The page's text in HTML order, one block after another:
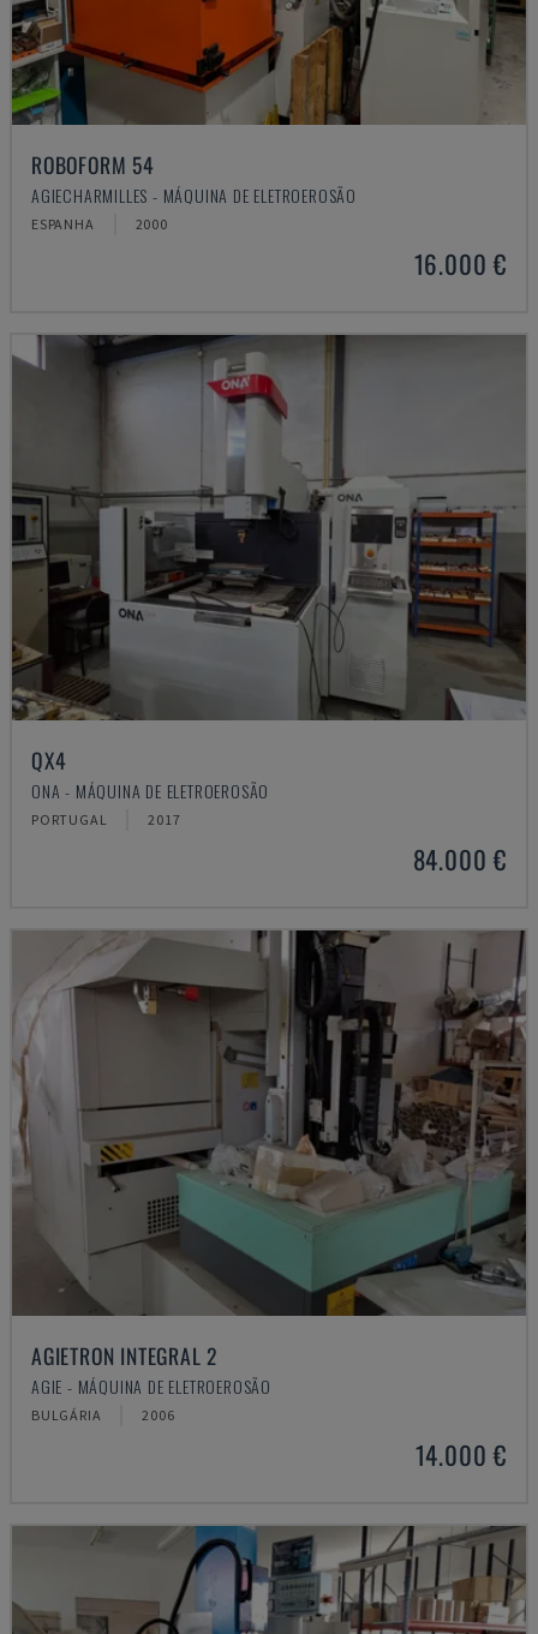
ROBOFORM 54
AGIECHARMILLES - MÁQUINA DE ELETROEROSÃO
ESPANHA 2000
16.000 €
QX4
ONA - MÁQUINA DE ELETROEROSÃO
PORTUGAL 2017
84.000 €
AGIETRON INTEGRAL 2
AGIE - MÁQUINA DE ELETROEROSÃO
BULGÁRIA 2006
14.000 €